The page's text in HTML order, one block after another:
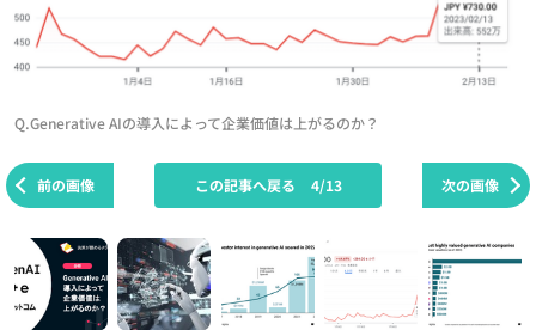
Q.Generative AIの導入によって企業価値は上がるのか？
前の画像 次の画像
この記事へ戻る 4/13